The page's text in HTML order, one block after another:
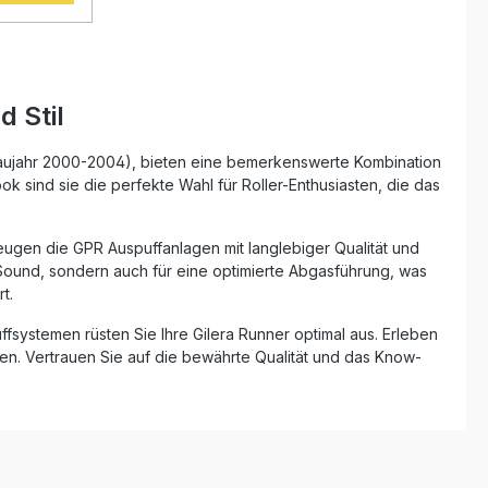
Sie
seiner
2
and
use in
Stil
2000-2004), bieten eine bemerkenswerte Kombination
sind sie die perfekte Wahl für Roller-Enthusiasten, die das
die GPR Auspuffanlagen mit langlebiger Qualität und
sondern auch für eine optimierte Abgasführung, was
rüsten Sie Ihre Gilera Runner optimal aus. Erleben
Vertrauen Sie auf die bewährte Qualität und das Know-